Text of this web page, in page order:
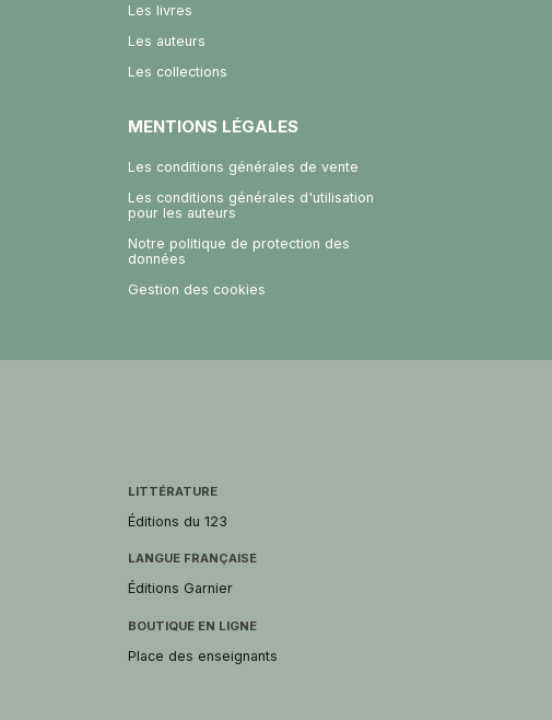
Les livres
Les auteurs
Les collections
MENTIONS LÉGALES
Les conditions générales de vente
Les conditions générales d'utilisation
pour les auteurs
Notre politique de protection des
données
Gestion des cookies
LITTÉRATURE
Éditions du 123
LANGUE FRANÇAISE
Éditions Garnier
BOUTIQUE EN LIGNE
Place des enseignants